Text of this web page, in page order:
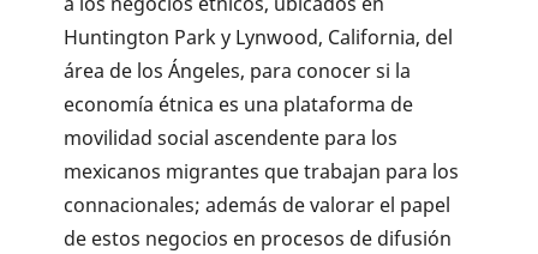
Huntington Park y Lynwood, California, del
área de los Ángeles, para conocer si la
economía étnica es una plataforma de
movilidad social ascendente para los
mexicanos migrantes que trabajan para los
connacionales; además de valorar el papel
de estos negocios en procesos de difusión